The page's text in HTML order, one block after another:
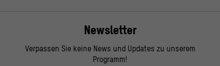
Newsletter
Verpassen Sie keine News und Updates zu unserem
Programm!